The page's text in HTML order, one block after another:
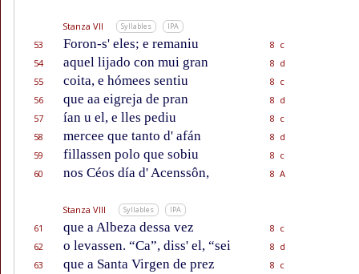
Stanza VII Syllables IPA
53 Foron-s' eles; e remaniu
8 c
54
aquel lijado con mui gran
8 d
55
coita, e hómees sentiu
8 c
56
que aa eigreja de pran
8 d
57
ían u el, e lles pediu
8 c
58
mercee que tanto d' afán
8 d
59
fillassen polo que sobiu
8 c
60
nos Céos día d' Acenssôn, 8 A
Stanza VIII Syllables IPA
61 que a Albeza dessa vez
8 c
62
o levassen. “Ca”, diss' el, “sei
8 d
63
que a Santa Virgen de prez
8 c